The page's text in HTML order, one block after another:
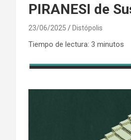
PIRANESI de
23/06/2025 Distópolis
Tiempo de lectura: 3 minutos